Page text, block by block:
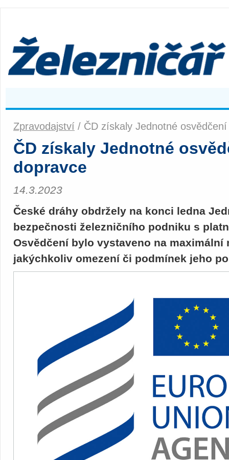
Zpravodajství / ČD získaly Jednotné
ČD získaly Jednotné
dopravce
14.3.2023
České dráhy obdržely na konci ledna
bezpečnosti železničního podniku s
Osvědčení bylo vystaveno na maximální
jakýchkoliv omezení či podmínek jeho